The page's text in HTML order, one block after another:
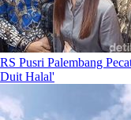
RS Pusri Palembang
Duit Halal'